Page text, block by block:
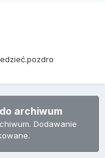
archiwum
Dodawanie